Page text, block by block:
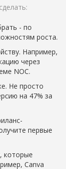
- по
роста.
Например,
через
NOC.
Не просто
на 47% за
первые
которые
Canva